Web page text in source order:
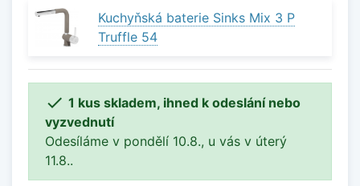
Kuchyňská baterie Sinks Mix 3 P
Truffle 54
 1 kus skladem, ihned k odeslání nebo
vyzvednutí
Odesíláme v pondělí 10.8., u vás v úterý
11.8..